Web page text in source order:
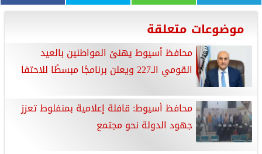
موضوعات متعلقة
محافظ أسيوط يهنئ المواطنين بالعيد
القومي الـ227 ويعلن برنامجًا مبسطًا للاحتفا
محافظ أسيوط: قافلة إعلامية بمنفلوط تعزز
جهود الدولة نحو مجتمع